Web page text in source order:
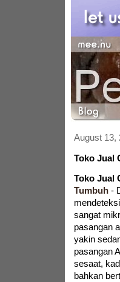
August 13,
Toko Jual
Toko Jual
Tumbuh-
sangat
pasangan
yakin
pasangan
sesaat,
bahkan